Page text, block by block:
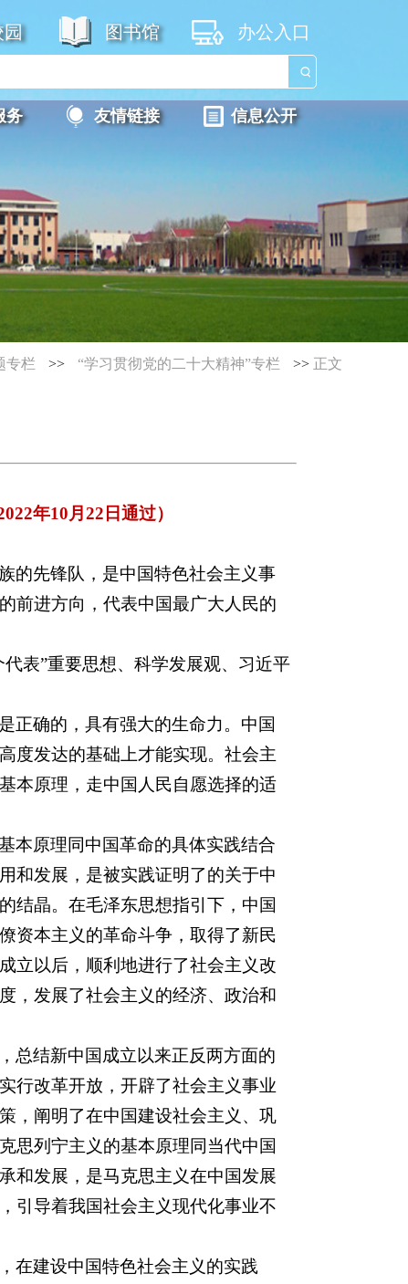
园 图书馆 办公入口
务 友情链接 信息公开
专栏 >> “学习贯彻党的二十大精神”专栏 >> 正文
年10月22日通过）
的先锋队，是中国特色社会主义事
前进方向，代表中国最广大人民的
表”重要思想、科学发展观、习近平
正确的，具有强大的生命力。中国
度发达的基础上才能实现。社会主
本原理，走中国人民自愿选择的适
本原理同中国革命的具体实践结合
和发展，是被实践证明了的关于中
结晶。在毛泽东思想指引下，中国
资本主义的革命斗争，取得了新民
立以后，顺利地进行了社会主义改
，发展了社会主义的经济、政治和
总结新中国成立以来正反两方面的
行改革开放，开辟了社会主义事业
，阐明了在中国建设社会主义、巩
思列宁主义的基本原理同当代中国
和发展，是马克思主义在中国发展
引导着我国社会主义现代化事业不
在建设中国特色社会主义的实践